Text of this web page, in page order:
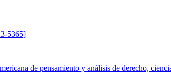
5365]
de pensamiento y análisis de derecho,